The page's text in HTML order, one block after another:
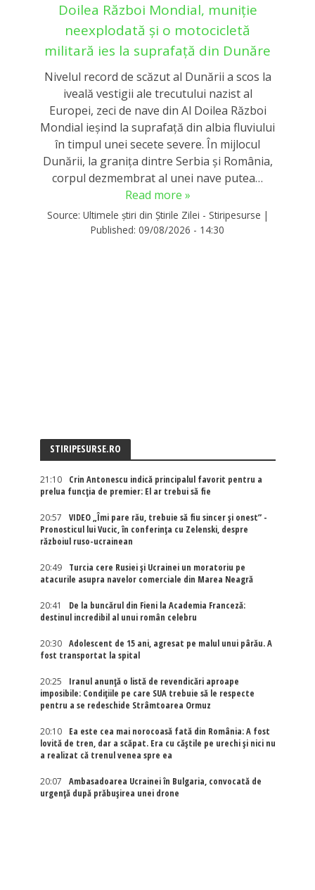
Doilea Război Mondial, muniție
neexplodată și o motocicletă
militară ies la suprafață din Dunăre
Nivelul record de scăzut al Dunării a scos la
iveală vestigii ale trecutului nazist al
Europei, zeci de nave din Al Doilea Război
Mondial ieşind la suprafaţă din albia fluviului
în timpul unei secete severe. În mijlocul
Dunării, la graniţa dintre Serbia şi România,
corpul dezmembrat al unei nave putea…
Read more »
Source: Ultimele știri din Știrile Zilei - Stiripesurse |
Published: 09/08/2026 - 14:30
STIRIPESURSE.RO
21:10
Crin Antonescu indică principalul favorit pentru a
prelua funcția de premier: El ar trebui să fie
20:57
VIDEO „Îmi pare rău, trebuie să fiu sincer și onest” -
Pronosticul lui Vucic, în conferința cu Zelenski, despre
războiul ruso-ucrainean
20:49
Turcia cere Rusiei și Ucrainei un moratoriu pe
atacurile asupra navelor comerciale din Marea Neagră
20:41
De la buncărul din Fieni la Academia Franceză:
destinul incredibil al unui român celebru
20:30
Adolescent de 15 ani, agresat pe malul unui pârău. A
fost transportat la spital
20:25
Iranul anunță o listă de revendicări aproape
imposibile: Condițiile pe care SUA trebuie să le respecte
pentru a se redeschide Strâmtoarea Ormuz
20:10
Ea este cea mai norocoasă fată din România: A fost
lovită de tren, dar a scăpat. Era cu căștile pe urechi și nici nu
a realizat că trenul venea spre ea
20:07
Ambasadoarea Ucrainei în Bulgaria, convocată de
urgență după prăbușirea unei drone